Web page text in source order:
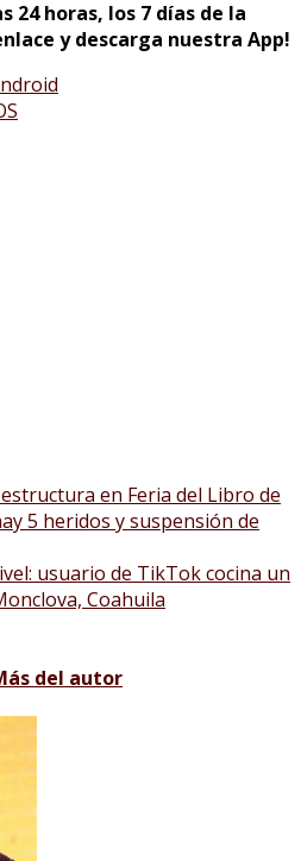
horas, los 7 días de la
y descarga nuestra App!
en Feria del Libro de
5 heridos y suspensión de
usuario de TikTok cocina un
Coahuila
del autor